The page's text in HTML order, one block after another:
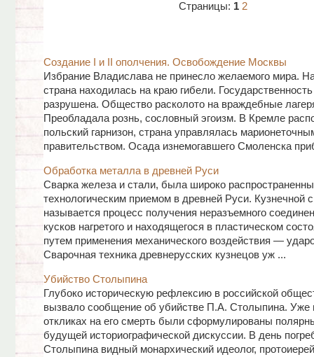
Страницы: 1 2
Создание I и II ополчения. Освобождение Москвы
Избрание Владислава не принесло желаемого мира.
страна находилась на краю гибели.
разрушена. Общество расколото на враждебные
Преобладала рознь, сословный эгоизм. В Кремле
польский гарнизон, страна управлялась
правительством. Осада изнемогавшего Смоленска
Обработка металла в древней Руси
Сварка железа и стали, была широко
технологическим приемом в древней Руси. Кузнечной
называется процесс получения неразъемного
кусков нагретого и находящегося в пластическом
путем применения механического воздействия —
Сварочная техника древнерусских кузнецов уж ...
Убийство Столыпина
Глубоко историческую рефлексию в российской
вызвало сообщение об убийстве П.А. Столыпина. Уже
откликах на его смерть были сформулированы
будущей историографической дискуссии. В день
Столыпина видный монархический идеолог,